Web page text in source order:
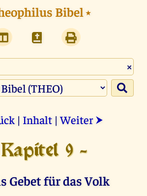
Bibel⭑
×
| Inhalt |Weiter ⮞
9 -
Gebet für das Volk